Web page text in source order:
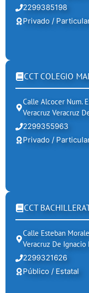
2299385198
Privado /
CCT COLEGIO
Calle Alcocer Num.
Veracruz Veracruz
2299355963
Privado /
CCT
Calle Esteban
Veracruz De Ignacio
2299321626
Público / Estatal